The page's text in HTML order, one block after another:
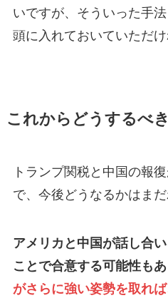
いですが、そういった手
頭に入れておいていただけ
これからどうするべ
トランプ関税と中国の報
で、今後どうなるかはまだ
アメリカと中国が話し合
ことで合意する可能性もあ
がさらに強い姿勢を取れ